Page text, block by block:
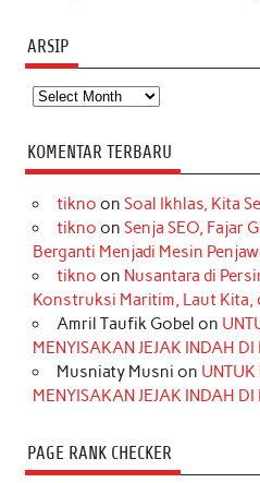
ARSIP
Arsip
KOMENTAR TERBARU
tikno on Soal Ikhlas, Kita
tikno on Senja SEO, Fajar
Berganti Menjadi Mesin
tikno on Nusantara di
Konstruksi Maritim, Laut Kita,
Amril Taufik Gobel on
MENYISAKAN JEJAK INDAH DI
Musniaty Musni on UNTUK
MENYISAKAN JEJAK INDAH DI
PAGE RANK CHECKER